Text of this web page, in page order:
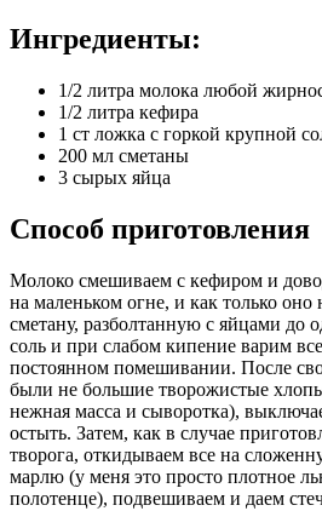
Ингредиенты:
1/2 литра молока любой
1/2 литра кефира
1 ст ложка с горкой крупной
200 мл сметаны
3 сырых яйца
Способ приготовления
Молоко смешиваем с кефиром и
на маленьком огне, и как только оно
сметану, разболтанную с яйцами до
соль и при слабом кипение варим
постоянном помешивании. После
были не большие творожистые
нежная масса и сыворотка),
остыть. Затем, как в случае
творога, откидываем все на
марлю (у меня это просто плотное
полотенце), подвешиваем и даем